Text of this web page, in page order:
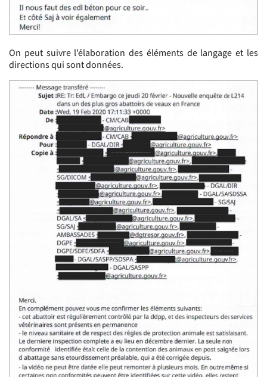
On peut suivre l’élaboration des éléments de langage et les
directions qui sont données.